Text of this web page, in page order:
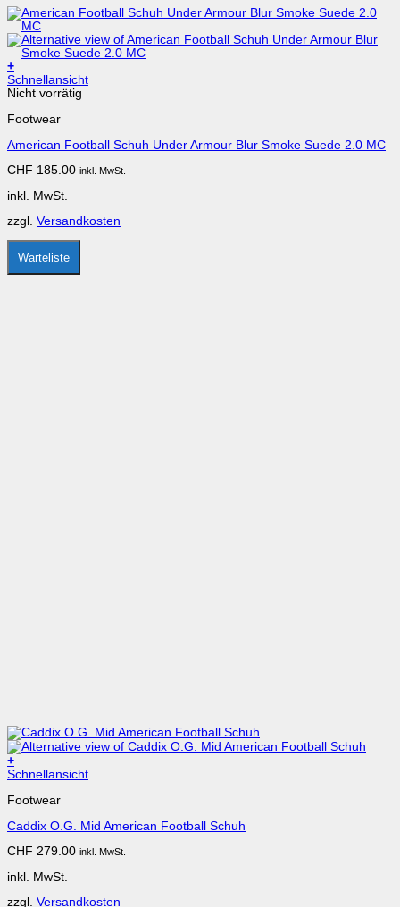
+
Dieses
Produkt
mehrere
auf.
Optionen
auf
Produktseite
gewählt
werden
Schnellansicht
Nicht vorrätig
Footwear
American Football Schuh Under Armour Blur Smoke Suede 2.0 MC
CHF 185.00 inkl. MwSt.
inkl. MwSt.
zzgl. Versandkosten
Warteliste
+
Dieses
weist
Varianten
Die
können
Schnellansicht
Footwear
Caddix O.G. Mid American Football Schuh
CHF 279.00 inkl. MwSt.
inkl. MwSt.
zzgl. Versandkosten